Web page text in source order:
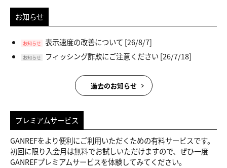
お知らせ
お知らせ 表示速度の改善について [26/8/7]
お知らせ フィッシング詐欺にご注意ください[26/7/18]
過去のお知らせ
プレミアムサービス
GANREFをより便利にご利用いただくための有料サービスです。
初回に限り入会月は無料でお試しいただけますので、ぜひ一度
GANREFプレミアムサービスを体験してみてください。